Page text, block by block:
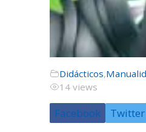
Didácticos,
14 views
Facebook Twitter